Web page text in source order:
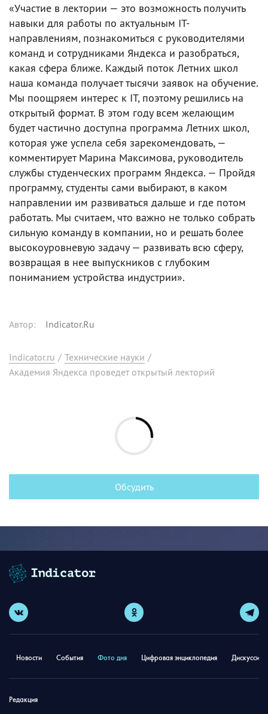
«Участие в лектории — это возможность получить
навыки для работы по актуальным IT-
направлениям, познакомиться с руководителями
команд и сотрудниками Яндекса и разобраться,
какая сфера ближе. Каждый поток Летних школ
наша команда получает тысячи заявок на обучение.
Мы поощряем интерес к IT, поэтому решились на
открытый формат. В этом году всем желающим
будет частично доступна программа Летних школ,
которая уже успела себя зарекомендовать, —
комментирует Марина Максимова, руководитель
службы студенческих программ Яндекса. — Пройдя
программу, студенты сами выбирают, в каком
направлении им развиваться дальше и где потом
работать. Мы считаем, что важно не только собрать
сильную команду в компании, но и решать более
высокоуровневую задачу — развивать всю сферу,
возвращая в нее выпускников с глубоким
пониманием устройства индустрии».
Автор: Indicator.Ru
Indicator.ru / Технические науки /
Академия Яндекса проведет открытый лекторий
Обсудить
Новости События Фото дня Цифровая энциклопедия
Редакция